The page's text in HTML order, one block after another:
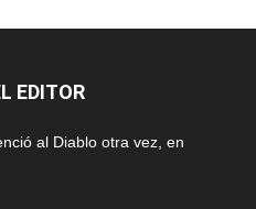
EDITOR
al Diablo otra vez, en